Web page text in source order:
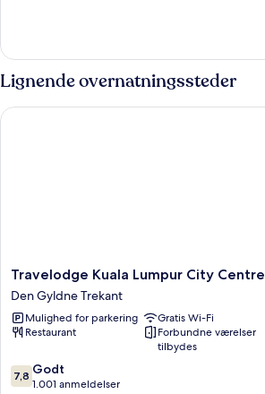
Package
No
External
med
2
enkeltsenge
(Cosmo
Club
Lignende overnatningssteder
Travelodge
Kuala
Lumpur
City
Centre
Gyldne
Trekant
Travelodge Kuala Lumpur City Centre
Den Gyldne Trekant
Mulighed for parkering
Gratis Wi-Fi
Restaurant
Forbundne værelser
tilbydes
7.8
ud
7,8 Godt
1.001 anmeldelser
Travelodge Kuala Lumpur City Centre